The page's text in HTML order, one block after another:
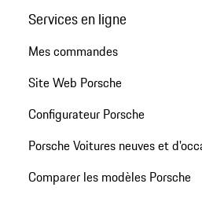
Services en ligne
Mes commandes
Site Web Porsche
Configurateur Porsche
Porsche Voitures neuves et
Comparer les modèles Porsche